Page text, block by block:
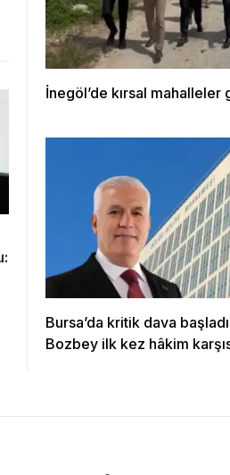
İnegöl’de kırsal
Bursa’da kritik dava
Bozbey ilk kez hâkim